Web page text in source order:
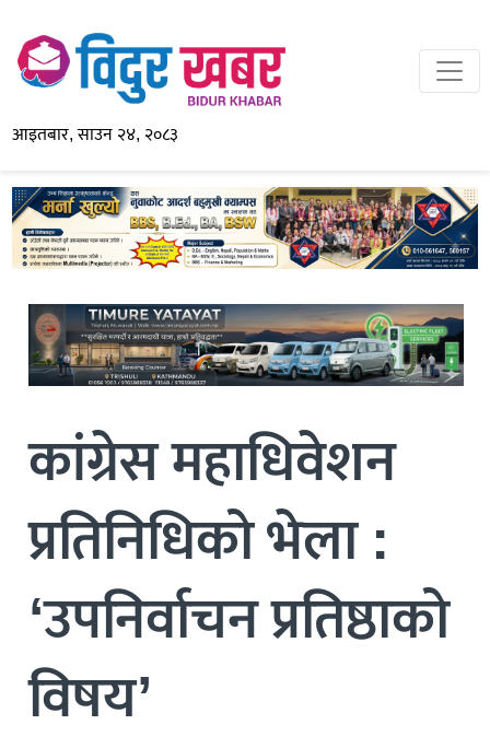
आइतबार, साउन २४, २०८३
कांग्रेस महाधिवेशन
प्रतिनिधिको भेला :
‘उपनिर्वाचन प्रतिष्ठाको
विषय’